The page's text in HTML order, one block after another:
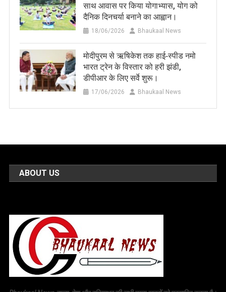
साथ आवास पर किया योगाभ्यास, योग को
दैनिक दिनचर्या बनाने का आह्वान।
18/06/2026 Bhaukaal News
मोदीपुरम से ऋषिकेश तक हाई‑स्पीड नमो
भारत ट्रेन के विस्तार को हरी झंडी,
डीपीआर के लिए सर्वे शुरू।
17/06/2026 Bhaukaal News
ABOUT US